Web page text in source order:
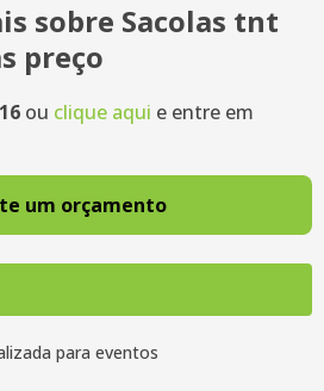
sobre Sacolas tnt
preço
ou clique aqui e entre em
um orçamento
para eventos